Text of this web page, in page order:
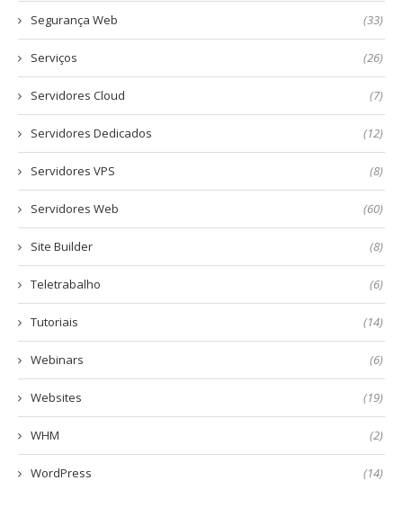
Segurança Web (33)
Serviços (26)
Servidores Cloud (7)
Servidores Dedicados (12)
Servidores VPS (8)
Servidores Web (60)
Site Builder (8)
Teletrabalho (6)
Tutoriais (14)
Webinars (6)
Websites (19)
WHM (2)
WordPress (14)